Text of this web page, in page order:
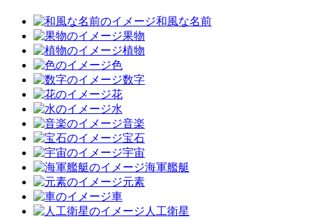
和風な名前
果物
植物
色
数字
花
水
音楽
宝石
宇宙
海軍艦艇
元素
車
人工衛星